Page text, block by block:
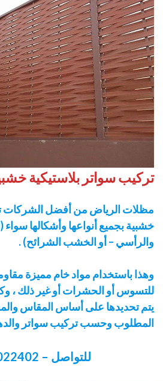
تركيب سواتر بلاستيكية
مظلات الرياض من أفضل الشركات
خشبية بجميع أنواعها وأشكالها
والرأسي – أو الخشب الشرائح) .
وهذا باستخدام مواد خام مميزة
للتسوس أو الحشرات أو غير ذلك ،
يتم تحديدها على أساس المقاس
المطلوب وحسب تركيب سواتر
للتواصل – 0500022402